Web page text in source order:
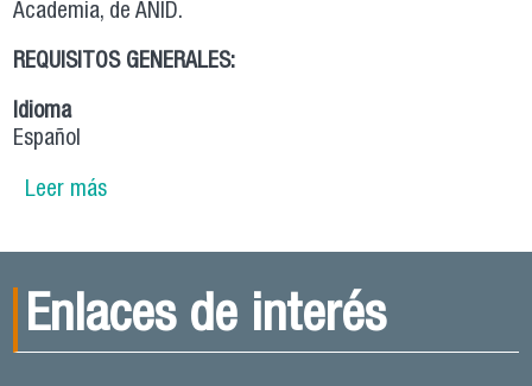
Academia, de ANID.
REQUISITOS GENERALES:
Idioma
Español
Leer mássobre Convocatoria Contratación Cargo
Enlaces de interés